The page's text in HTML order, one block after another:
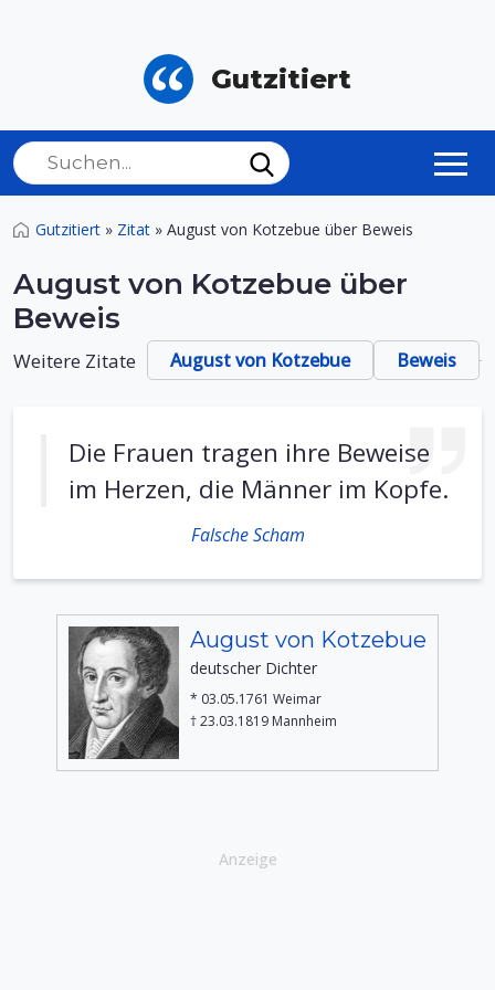
Gutzitiert
Gutzitiert » Zitat » August von Kotzebue über Beweis
August von Kotzebue über
Beweis
Weitere Zitate August von Kotzebue Beweis
Die Frauen tragen ihre Beweise
im Herzen, die Männer im Kopfe.
Falsche Scham
August von Kotzebue
deutscher Dichter
* 03.05.1761 Weimar
† 23.03.1819 Mannheim
Anzeige